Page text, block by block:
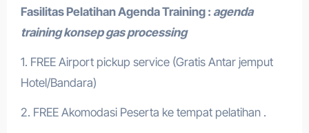
Fasilitas PelatihanAgenda Training : agenda
training konsep gas processing
1. FREE Airport pickup service (Gratis Antar jemput
Hotel/Bandara)
2. FREE Akomodasi Peserta ke tempat pelatihan .